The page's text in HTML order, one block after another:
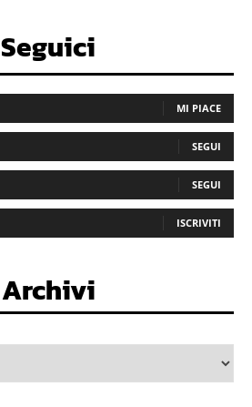
Seguici
MI PIACE
SEGUI
SEGUI
ISCRIVITI
Archivi